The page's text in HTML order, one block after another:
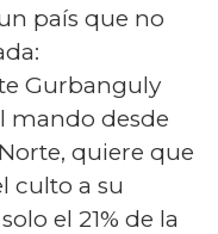
país que no
Gurbanguly
mando desde
quiere que
culto a su
el 21% de la